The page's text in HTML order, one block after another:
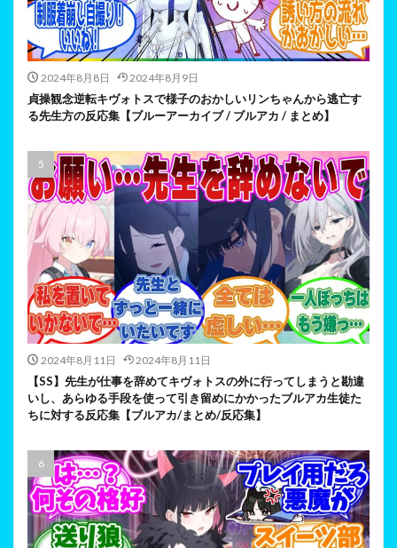
2024年8月8日 2024年8月9日
貞操観念逆転キヴォトスで様子のおかしいリンちゃんから逃亡す
る先生方の反応集【ブルーアーカイブ / ブルアカ / まとめ】
2024年8月11日 2024年8月11日
【SS】先生が仕事を辞めてキヴォトスの外に行ってしまうと勘違
いし、あらゆる手段を使って引き留めにかかったブルアカ生徒た
ちに対する反応集【ブルアカ/まとめ/反応集】